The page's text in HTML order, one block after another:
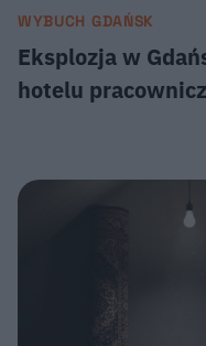
WYBUCH GDAŃSK
Eksplozja w
hotelu